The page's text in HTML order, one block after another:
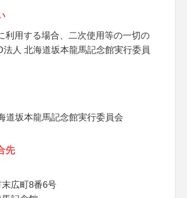
利用する場合、二次使用等の一切の
法人 北海道坂本龍馬記念館実行委員
道坂本龍馬記念館実行委員会
先
広町8番6号